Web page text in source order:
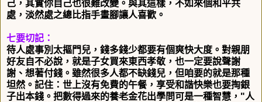
己， 其實你自己也很難改變。與其這樣，不如來個和平共
處， 淡然處之總比指手畫腳讓人喜歡。
七要切記：
待人處事別太摳門兒， 錢多錢少都要有個爽快大度。對親朋
好友自不必說， 就是子女買來東西孝敬，也一定要說聲謝
謝、想著付錢。 雖然很多人都不缺錢兒，但咱要的就是那種
坦然。記住： 世上沒有免費的午餐，享受和諧快樂也要掏銀
子出本錢。 把數得過來的養老金花出學問可是一種智慧，"人